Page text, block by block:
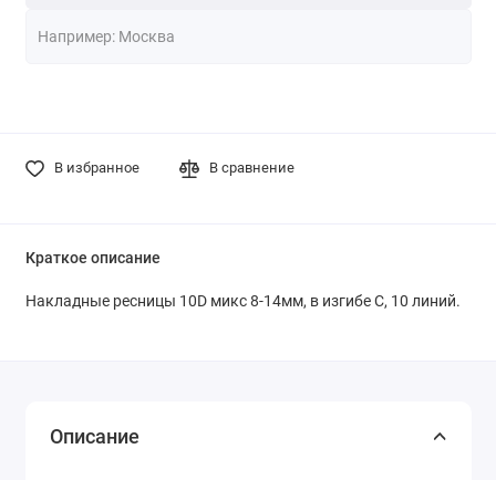
В избранное В сравнение
Краткое описание
Накладные ресницы 10D микс 8-14мм, в изгибе С, 10 линий.
Описание